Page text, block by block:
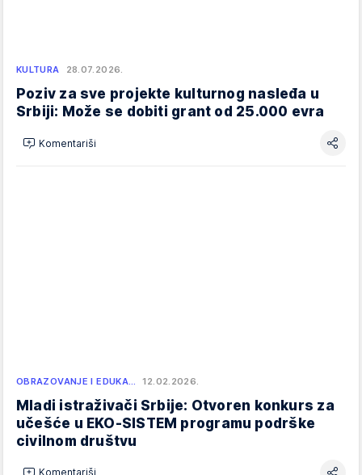
KULTURA 28.07.2026.
Poziv za sve projekte kulturnog nasleđa u
Srbiji: Može se dobiti grant od 25.000 evra
Komentariši
OBRAZOVANJE I EDUKA… 12.02.2026.
Mladi istraživači Srbije: Otvoren konkurs za
učešće u EKO-SISTEM programu podrške
civilnom društvu
Komentariši